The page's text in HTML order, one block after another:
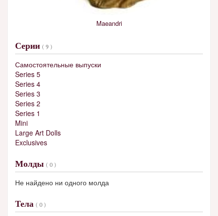
Maeandri
Серии ( 9 )
Самостоятельные выпуски
Series 5
Series 4
Series 3
Series 2
Series 1
Mini
Large Art Dolls
Exclusives
Молды ( 0 )
Не найдено ни одного молда
Тела ( 0 )